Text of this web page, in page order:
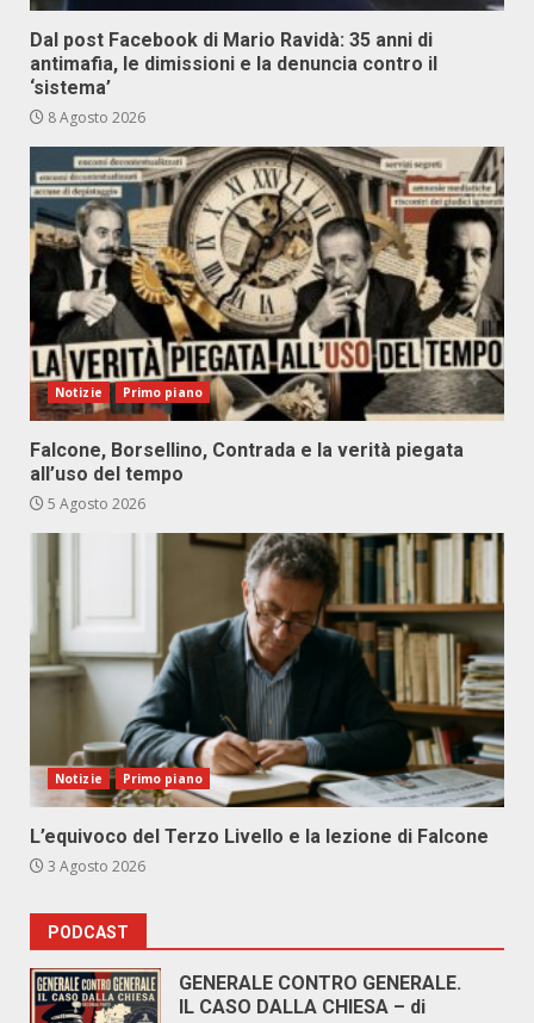
Dal post Facebook di Mario Ravidà: 35 anni di
antimafia, le dimissioni e la denuncia contro il
‘sistema’
8 Agosto 2026
Notizie Primo piano
Falcone, Borsellino, Contrada e la verità piegata
all’uso del tempo
5 Agosto 2026
Notizie Primo piano
L’equivoco del Terzo Livello e la lezione di Falcone
3 Agosto 2026
PODCAST
GENERALE CONTRO GENERALE.
IL CASO DALLA CHIESA – di